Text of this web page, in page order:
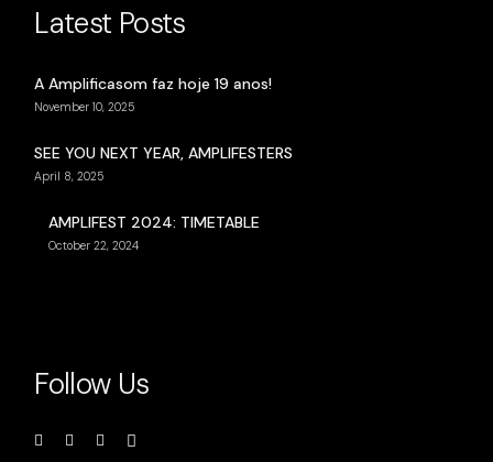
Latest Posts
A Amplificasom faz hoje 19 anos!
November 10, 2025
SEE YOU NEXT YEAR, AMPLIFESTERS
April 8, 2025
AMPLIFEST 2024: TIMETABLE
October 22, 2024
Follow Us